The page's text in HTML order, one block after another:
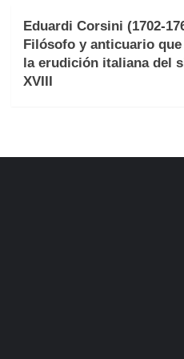
Eduardi Corsini (1702-
Filósofo y anticuario
la erudición italiana del
XVIII